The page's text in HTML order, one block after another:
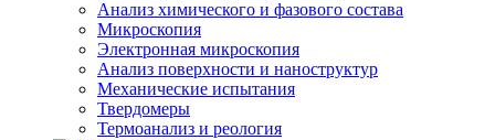
Анализ химического и фазового состава
Микроскопия
Электронная микроскопия
Анализ поверхности и наноструктур
Механические испытания
Твердомеры
Термоанализ и реология